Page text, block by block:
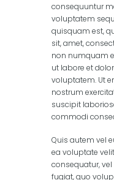
consequuntur
voluptatem
quisquam est,
sit, amet,
non numquam
ut labore et
voluptatem. Ut
nostrum
suscipit
commodi
Quis autem vel
ea voluptate
consequatur,
fugiat, quo